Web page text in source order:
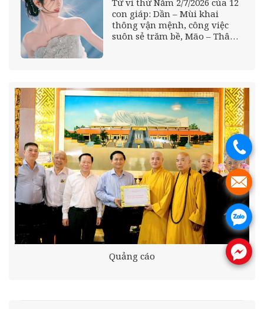
Tử vi thứ Năm 2/7/2026 của 12
con giáp: Dần – Mùi khai
thông vận mệnh, công việc
suôn sẻ trăm bề, Mão – Thân
Quảng cáo
.
.
.
.